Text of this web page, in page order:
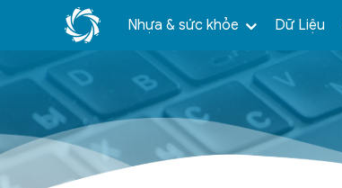
Nhựa & sức khỏe Dữ Liệu